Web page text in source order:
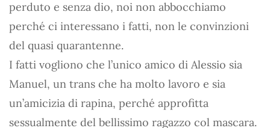
perduto e senza dio, noi non abbocchiamo
perché ci interessano i fatti, non le convinzioni
del quasi quarantenne.
I fatti vogliono che l’unico amico di Alessio sia
Manuel, un trans che ha molto lavoro e sia
un’amicizia di rapina, perché approfitta
sessualmente del bellissimo ragazzo col mascara.